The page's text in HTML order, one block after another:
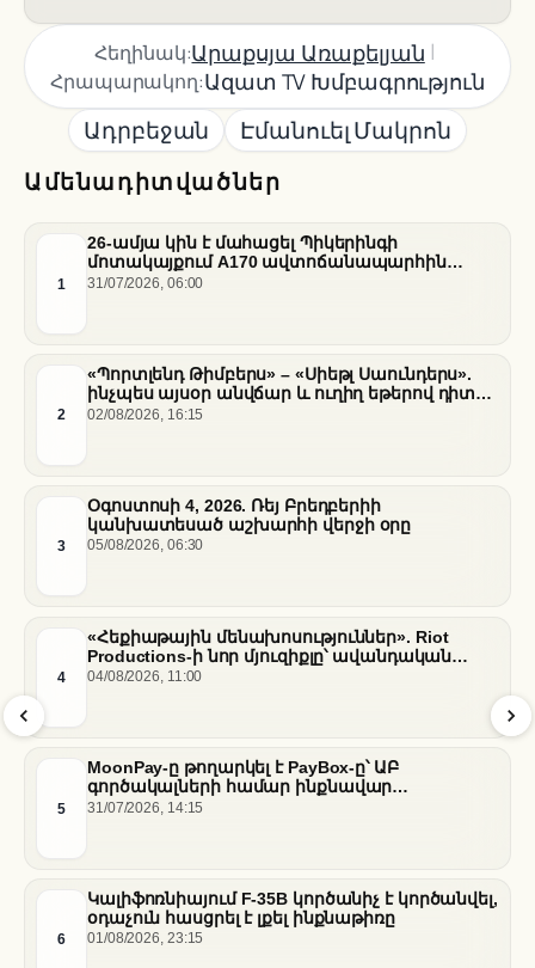
Ամենադիտվածներ
1
26-ամյա կին է մահացել Պիկերինգի
մոտակայքում A170 ավտոճանապարհին
տեղի ունեցած վթարի հետևանքով
31/07/2026, 06:00
2
«Պորտլենդ Թիմբերս» – «Սիեթլ Սաունդերս».
ինչպես այսօր անվճար և ուղիղ եթերով դիտել
հանդիպումը
02/08/2026, 16:15
3
Օգոստոսի 4, 2026. Ռեյ Բրեդբերիի
կանխատեսած աշխարհի վերջի օրը
05/08/2026, 06:30
4
«Հեքիաթային մենախոսություններ». Riot
Productions-ի նոր մյուզիքլը՝ ավանդական
պատմությունների նոր վերաիմաստավորում
04/08/2026, 11:00
5
MoonPay-ը թողարկել է PayBox-ը՝ ԱԲ
գործակալների համար ինքնավար
ֆինանսական գործարքներ ապահովելու
31/07/2026, 14:15
6
Կալիֆոռնիայում F-35B կործանիչ է կործանվել,
օդաչուն հասցրել է լքել ինքնաթիռը
01/08/2026, 23:15
Հեղինակ:Արաքսյա Առաքելյան |
Հրապարակող:Ազատ TV Խմբագրություն
Ադրբեջան Էմանուել Մակրոն